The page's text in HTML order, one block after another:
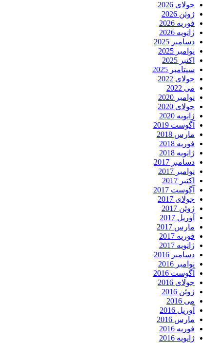
جولای 2026
ژوئن 2026
فوریه 2026
ژانویه 2026
دسامبر 2025
نوامبر 2025
اکتبر 2025
سپتامبر 2025
جولای 2022
می 2022
نوامبر 2020
جولای 2020
ژانویه 2020
آگوست 2019
مارس 2018
فوریه 2018
ژانویه 2018
دسامبر 2017
نوامبر 2017
اکتبر 2017
آگوست 2017
جولای 2017
ژوئن 2017
آوریل 2017
مارس 2017
فوریه 2017
ژانویه 2017
دسامبر 2016
نوامبر 2016
آگوست 2016
جولای 2016
ژوئن 2016
می 2016
آوریل 2016
مارس 2016
فوریه 2016
ژانویه 2016